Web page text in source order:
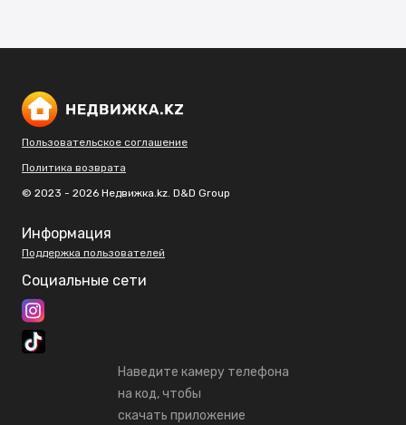
Пользовательское соглашение
Политика возврата
© 2023 - 2026 Недвижка.kz. D&D Group
Информация
Поддержка пользователей
Социальные сети
Наведите камеру телефона
на код, чтобы
скачать приложение